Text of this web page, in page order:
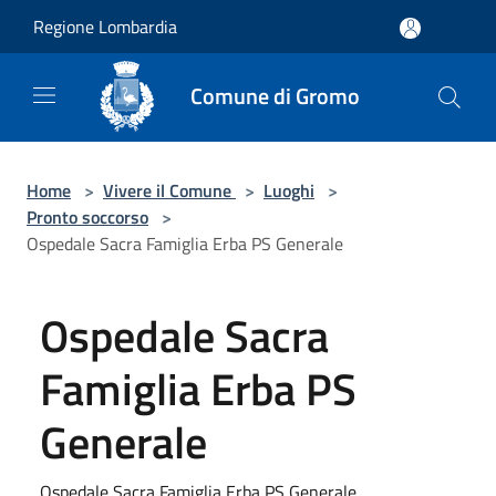
Regione Lombardia
Comune di Gromo
Home > Vivere il Comune > Luoghi >
Pronto soccorso >
Ospedale Sacra Famiglia Erba PS Generale
Ospedale Sacra
Famiglia Erba PS
Generale